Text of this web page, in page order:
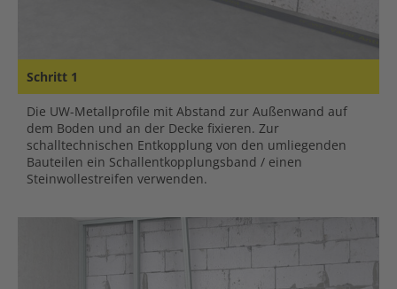
Schritt 1
Die UW-Metallprofile mit Abstand zur Außenwand auf
dem Boden und an der Decke fixieren. Zur
schalltechnischen Entkopplung von den umliegenden
Bauteilen ein Schallentkopplungsband / einen
Steinwollestreifen verwenden.